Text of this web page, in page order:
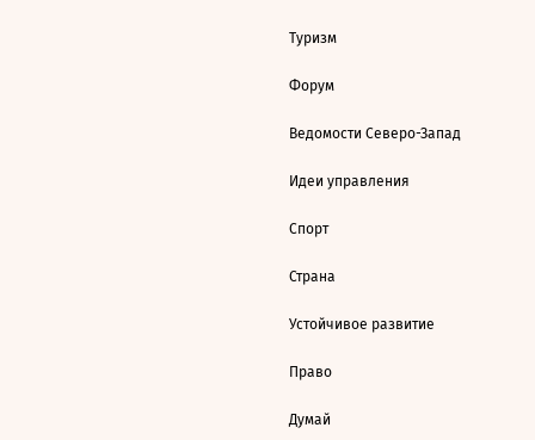
Туризм
Форум
Ведомости Северо-Запад
Идеи управления
Спорт
Страна
Устойчивое развитие
Право
Думай